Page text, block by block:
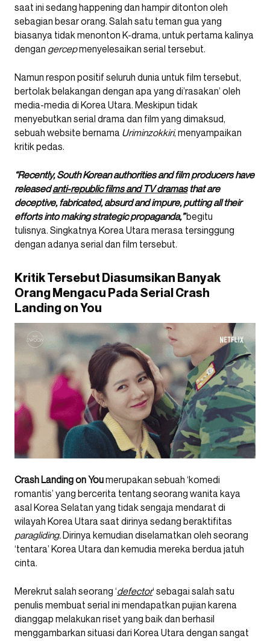
saat ini sedang happening dan hampir ditonton oleh
sebagian besar orang. Salah satu teman gua yang
biasanya tidak menonton K-drama, untuk pertama kalinya
dengan gercepmenyelesaikan serial tersebut.
Namun respon positif seluruh dunia untuk film tersebut,
bertolak belakangan dengan apa yang di’rasakan’ oleh
media-media di Korea Utara. Meskipun tidak
menyebutkan serial drama dan film yang dimaksud,
sebuah website bernama Uriminzokkiri, menyampaikan
kritik pedas.
“Recently, South Korean authorities and film producers have
releasedanti-republic films and TV dramasthat are
deceptive, fabricated, absurd and impure, putting all their
efforts into making strategic propaganda,”begitu
tulisnya. Singkatnya Korea Utara merasa tersinggung
dengan adanya serial dan film tersebut.
Kritik Tersebut Diasumsikan Banyak
Orang Mengacu Pada Serial Crash
Landing on You
Crash Landing on Youmerupakan sebuah ‘komedi
romantis’ yang bercerita tentang seorang wanita kaya
asal Korea Selatan yang tidak sengaja mendarat di
wilayah Korea Utara saat dirinya sedang beraktifitas
paragliding.Dirinya kemudian diselamatkan oleh seorang
‘tentara’ Korea Utara dan kemudia mereka berdua jatuh
cinta.
Merekrut salah seorang ‘defector‘ sebagai salah satu
penulis membuat serial ini mendapatkan pujian karena
dianggap melakukan riset yang baik dan berhasil
menggambarkan situasi dari Korea Utara dengan sangat